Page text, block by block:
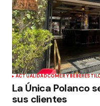
ACTUALIDADCOMER Y BEBER
La Única Polanco
sus clientes